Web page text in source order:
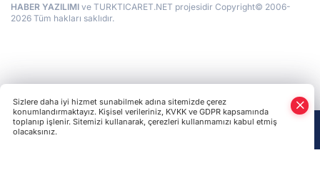
HABER YAZILIMI ve TURKTICARET.NET projesidir Copyright© 2006-
2026 Tüm hakları saklıdır.
Sizlere daha iyi hizmet sunabilmek adına sitemizde çerez
konumlandırmaktayız. Kişisel verileriniz, KVKK ve GDPR kapsamında
toplanıp işlenir. Sitemizi kullanarak, çerezleri kullanmamızı kabul etmiş
olacaksınız.